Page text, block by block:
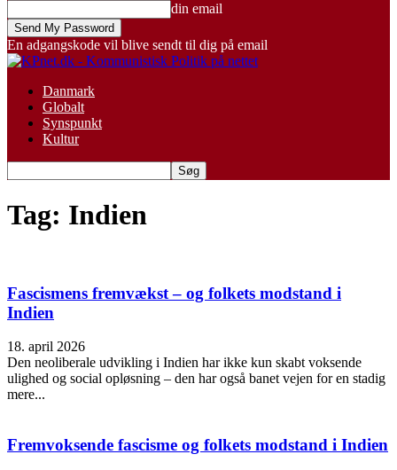
din email
En adgangskode vil blive sendt til dig på email
Danmark
Globalt
Synspunkt
Kultur
Tag: Indien
Fascismens fremvækst – og folkets modstand i
Indien
18. april 2026
Den neoliberale udvikling i Indien har ikke kun skabt voksende
ulighed og social opløsning – den har også banet vejen for en stadig
mere...
Fremvoksende fascisme og folkets modstand i Indien